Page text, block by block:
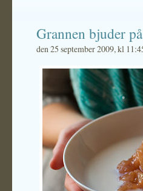
Grannen bjuder
den 25 september 2009, kl